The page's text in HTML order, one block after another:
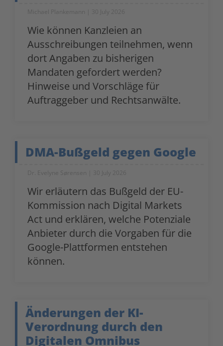
Michael Plankemann 30 July 2026
Wie können Kanzleien an
Ausschreibungen teilnehmen, wenn
dort Angaben zu bisherigen
Mandaten gefordert werden?
Hinweise und Vorschläge für
Auftraggeber und Rechtsanwälte.
DMA-Bußgeld gegen Google
Dr. Evelyne Sørensen 30 July 2026
Wir erläutern das Bußgeld der EU-
Kommission nach Digital Markets
Act und erklären, welche Potenziale
Anbieter durch die Vorgaben für die
Google-Plattformen entstehen
können.
Änderungen der KI-
Verordnung durch den
Digitalen Omnibus